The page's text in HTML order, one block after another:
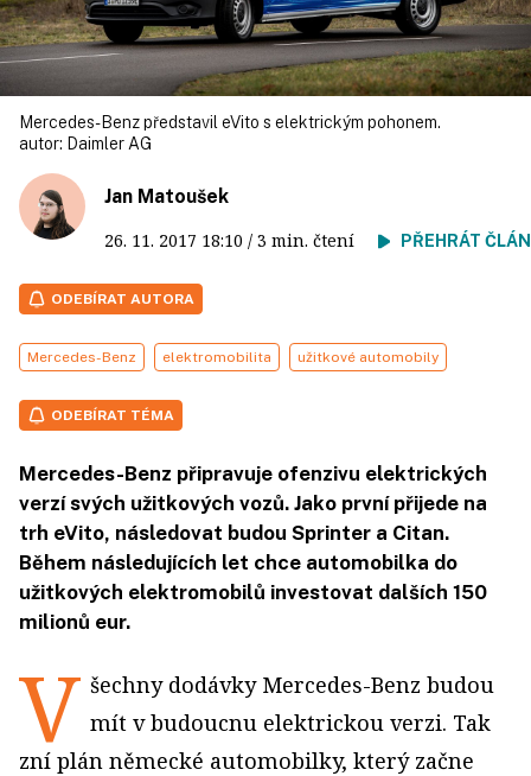
Mercedes-Benz představil eVito s elektrickým pohonem.
autor: Daimler AG
Jan Matoušek
26. 11. 2017 18:10 / 3 min. čtení PŘEHRÁT
ODEBÍRAT AUTORA
Mercedes-Benz elektromobilita užitkové automobily
ODEBÍRAT TÉMA
Mercedes-Benz připravuje ofenzivu elektrických
verzí svých užitkových vozů. Jako první přijede na
trh eVito, následovat budou Sprinter a Citan.
Během následujících let chce automobilka do
užitkových elektromobilů investovat dalších 150
milionů eur.
V šechny dodávky Mercedes-Benz budou
mít v budoucnu elektrickou verzi. Tak
zní plán německé automobilky, který začne